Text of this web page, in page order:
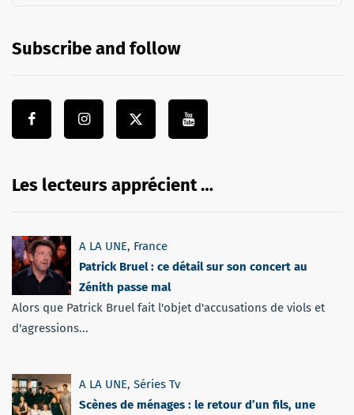
Subscribe and follow
Les lecteurs apprécient …
A LA UNE, France
Patrick Bruel : ce détail sur son concert au
Zénith passe mal
Alors que Patrick Bruel fait l'objet d'accusations de viols et
d'agressions...
A LA UNE, Séries Tv
Scènes de ménages : le retour d’un fils, une